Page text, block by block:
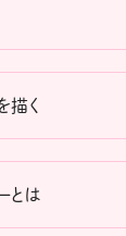
描く
とは